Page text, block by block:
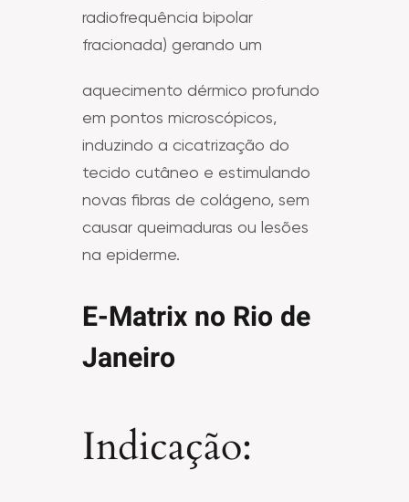
radiofrequência bipolar
fracionada) gerando um
aquecimento dérmico profundo
em pontos microscópicos,
induzindo a cicatrização do
tecido cutâneo e estimulando
novas fibras de colágeno, sem
causar queimaduras ou lesões
na epiderme.
E-Matrix no Rio de
Janeiro
Indicação: